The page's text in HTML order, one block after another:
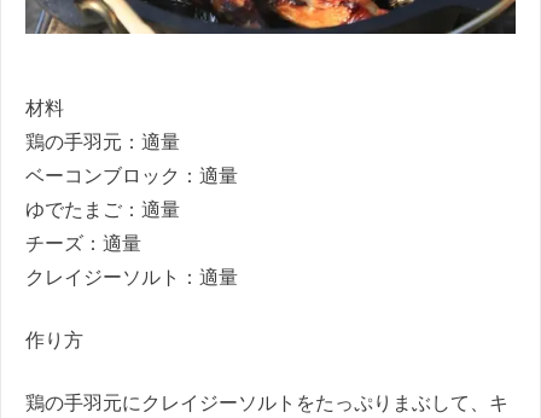
材料
鶏の手羽元：適量
ベーコンブロック：適量
ゆでたまご：適量
チーズ：適量
クレイジーソルト：適量
作り方
鶏の手羽元にクレイジーソルトをたっぷりまぶして、キ